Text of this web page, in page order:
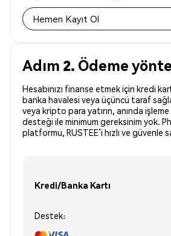
Hemen Kayıt Ol
Adım 2. Ödeme
Hesabınızı finanse etmek için kredi
banka havalesi veya üçüncü taraf
veya kripto para yatırın, anında
desteği ile minimum gereksinim yok.
platformu, RUSTEE’i hızlı ve güvenle
Kredi/Banka Kartı
Destek: